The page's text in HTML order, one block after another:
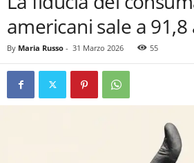
americani sale a
By Maria Russo - 31 Marzo 2026 55